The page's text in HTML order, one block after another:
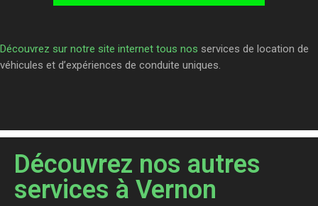
Découvrez sur notre site internet tous nos services de location de
véhicules et d’expériences de conduite uniques.
Découvrez nos autres
services à Vernon